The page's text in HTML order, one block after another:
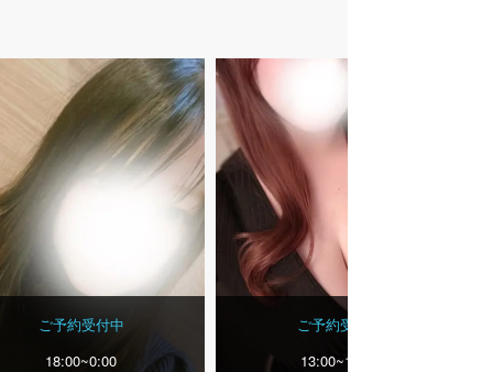
ご予約受付中
18:00~0:00
ご予約受付中
13:00~19:00